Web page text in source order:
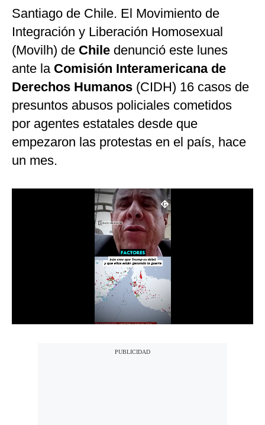
España
Internacional
Club del Suscriptor
Mix
G de Gestión
Santiago de Chile. El Movimiento de
Integración y Liberación Homosexual
(Movilh) de Chile denunció este lunes
ante la Comisión Interamericana de
Derechos Humanos (CIDH) 16 casos de
presuntos abusos policiales cometidos
por agentes estatales desde que
empezaron las protestas en el país, hace
un mes.